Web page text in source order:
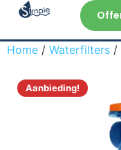
Home / Waterfilters /
Aanbieding!